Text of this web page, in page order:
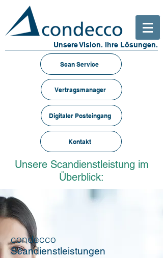
Unsere Vision. Ihre Lösungen.
Scan Service
Vertragsmanager
Digitaler Posteingang
Kontakt
Unsere Scandienstleistung im
Überblick:
condecco
Scandienstleistungen